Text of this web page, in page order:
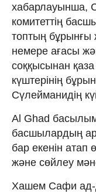
хабарлауынша,
комитеттің
топтың бұрынғы
немере ағасы
соққысынан
күштерінің
Сүлейманидің
Al Ghad
басшылардың
бар екенін атап
және сөйлеу
Хашем Сафи